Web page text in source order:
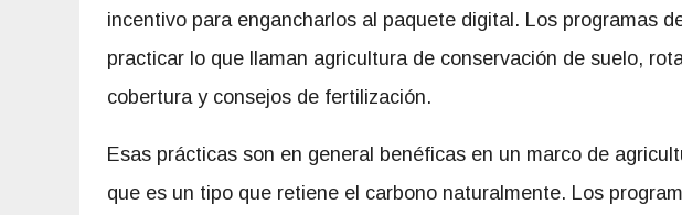
incentivo para engancharlos al paquete digital. Los programas
practicar lo que llaman agricultura de conservación de suelo,
cobertura y consejos de fertilización.
Esas prácticas son en general benéficas en un marco de
que es un tipo que retiene el carbono naturalmente. Los